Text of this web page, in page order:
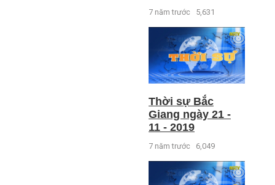
7 năm trước 5,631
Thời sự Bắc
Giang ngày 21 -
11 - 2019
7 năm trước 6,049